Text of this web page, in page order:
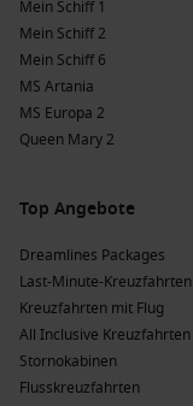
Mein Schiff 1
Mein Schiff 2
Mein Schiff 6
MS Artania
MS Europa 2
Queen Mary 2
Top Angebote
Dreamlines Packages
Last-Minute-Kreuzfahrten
Kreuzfahrten mit Flug
All Inclusive Kreuzfahrten
Stornokabinen
Flusskreuzfahrten